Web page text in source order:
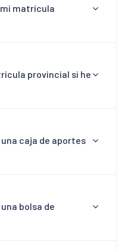
mi matrícula
provincial si he
caja de aportes
bolsa de